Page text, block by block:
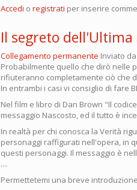
Accedi o registrati per inserire
Il segreto dell'Ultima
Collegamento permanente Inviato da
Probabilmente quello che dirò nelle
rifiuteranno completamente ciò che
In entrambi i casi vi consiglio di fare
Nel film e libro di Dan Brown "Il
messaggio Nascosto, ed il tutto è
In realtà per chi conosca la Verità
personaggi raffigurati nell'opera, in
questi personaggi. Il messaggio è
....
Permettetemi una breve